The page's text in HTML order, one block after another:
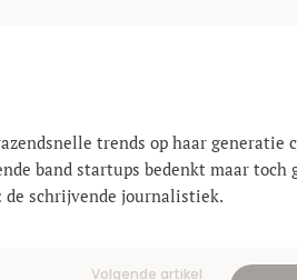
trends op haar generatie
band startups bedenkt maar toch
de schrijvende journalistiek.
Volgende artikel